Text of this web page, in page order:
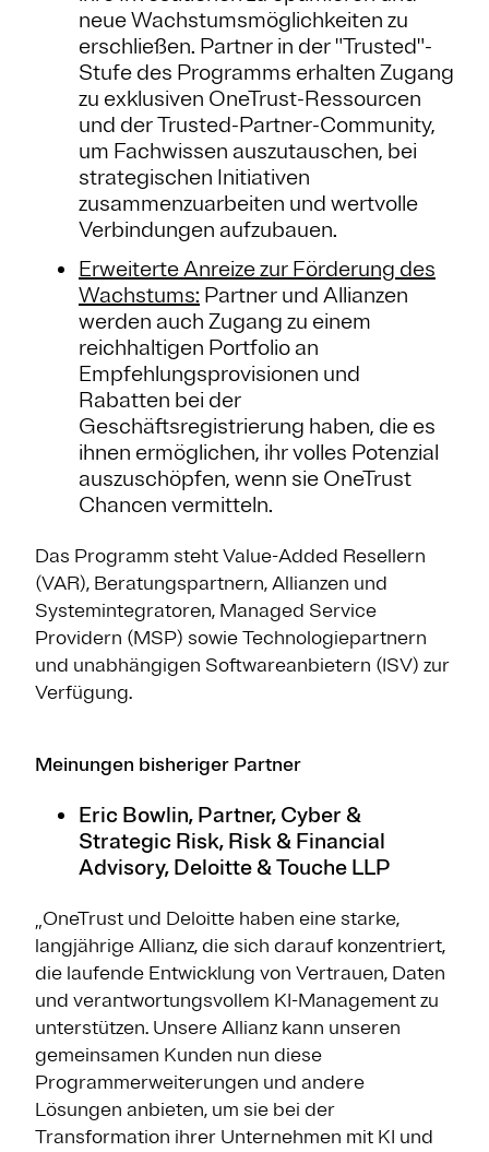
neue Wachstumsmöglichkeiten zu
erschließen. Partner in der "Trusted"-
Stufe des Programms erhalten Zugang
zu exklusiven OneTrust-Ressourcen
und der Trusted-Partner-Community,
um Fachwissen auszutauschen, bei
strategischen Initiativen
zusammenzuarbeiten und wertvolle
Verbindungen aufzubauen.
Erweiterte Anreize zur Förderung des
Wachstums: Partner und Allianzen
werden auch Zugang zu einem
reichhaltigen Portfolio an
Empfehlungsprovisionen und
Rabatten bei der
Geschäftsregistrierung haben, die es
ihnen ermöglichen, ihr volles Potenzial
auszuschöpfen, wenn sie OneTrust
Chancen vermitteln.
Das Programm steht Value-Added Resellern
(VAR), Beratungspartnern, Allianzen und
Systemintegratoren, Managed Service
Providern (MSP) sowie Technologiepartnern
und unabhängigen Softwareanbietern (ISV) zur
Verfügung.
Meinungen bisheriger Partner
Eric Bowlin, Partner, Cyber &
Strategic Risk, Risk & Financial
Advisory, Deloitte & Touche LLP
„OneTrust und Deloitte haben eine starke,
langjährige Allianz, die sich darauf konzentriert,
die laufende Entwicklung von Vertrauen, Daten
und verantwortungsvollem KI-Management zu
unterstützen. Unsere Allianz kann unseren
gemeinsamen Kunden nun diese
Programmerweiterungen und andere
Lösungen anbieten, um sie bei der
Transformation ihrer Unternehmen mit KI und